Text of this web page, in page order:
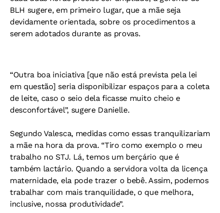
BLH sugere, em primeiro lugar, que a mãe seja
devidamente orientada, sobre os procedimentos a
serem adotados durante as provas.
“Outra boa iniciativa [que não está prevista pela lei
em questão] seria disponibilizar espaços para a coleta
de leite, caso o seio dela ficasse muito cheio e
desconfortável”, sugere Danielle.
Segundo Valesca, medidas como essas tranquilizariam
a mãe na hora da prova. “Tiro como exemplo o meu
trabalho no STJ. Lá, temos um berçário que é
também lactário. Quando a servidora volta da licença
maternidade, ela pode trazer o bebê. Assim, podemos
trabalhar com mais tranquilidade, o que melhora,
inclusive, nossa produtividade”.